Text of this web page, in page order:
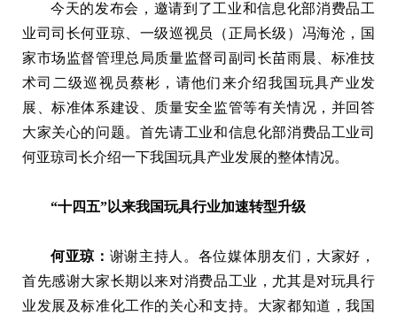
今天的发布会，邀请到了工业和信息化部消费品工
业司司长何亚琼、一级巡视员（正局长级）冯海沧，国
家市场监督管理总局质量监督司副司长苗雨晨、标准技
术司二级巡视员蔡彬，请他们来介绍我国玩具产业发
展、标准体系建设、质量安全监管等有关情况，并回答
大家关心的问题。首先请工业和信息化部消费品工业司
何亚琼司长介绍一下我国玩具产业发展的整体情况。
“十四五”以来我国玩具行业加速转型升级
何亚琼： 谢谢主持人。 各位媒体朋友们，大家好，
首先感谢大家长期以来对消费品工业，尤其是对玩具行
业发展及标准化工作的关心和支持。大家都知道，我国